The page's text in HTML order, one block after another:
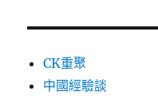
CK重聚
中國經驗談